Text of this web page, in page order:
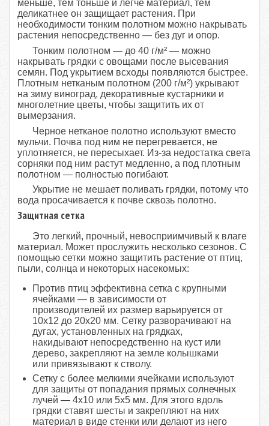
меньше, тем тоньше и легче материал, тем
деликатнее он защищает растения. При
необходимости тонким полотном можно накрывать
растения непосредственно — без дуг и опор.
Тонким полотном — до 40 г/м² — можно
накрывать грядки с овощами после высевания
семян. Под укрытием всходы появляются быстрее.
Плотным нетканым полотном (200 г/м²) укрывают
на зиму виноград, декоративные кустарники и
многолетние цветы, чтобы защитить их от
вымерзания.
Черное нетканое полотно используют вместо
мульчи. Почва под ним не перегревается, не
уплотняется, не пересыхает. Из-за недостатка света
сорняки под ним растут медленно, а под плотным
полотном — полностью погибают.
Укрытие не мешает поливать грядки, потому что
вода просачивается к почве сквозь полотно.
Защитная сетка
Это легкий, прочный, невосприимчивый к влаге
материал. Может прослужить несколько сезонов. С
помощью сетки можно защитить растение от птиц,
пыли, солнца и некоторых насекомых:
Против птиц эффективна сетка с крупными
ячейками — в зависимости от
производителей их размер варьируется от
10х12 до 20х20 мм. Сетку разворачивают на
дугах, установленных на грядках,
накидывают непосредственно на куст или
дерево, закрепляют на земле колышками
или привязывают к стволу.
Сетку с более мелкими ячейками используют
для защиты от попадания прямых солнечных
лучей — 4х10 или 5х5 мм. Для этого вдоль
грядки ставят шесты и закрепляют на них
материал в виде стенки или делают из него